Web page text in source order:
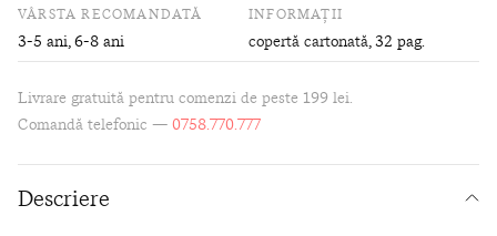
VÂRSTA RECOMANDATĂ
3-5 ani, 6-8 ani
INFORMAȚII
copertă cartonată, 32 pag.
Livrare gratuită pentru comenzi de peste 199 lei.
Comandă telefonic — 0758.770.777
Descriere